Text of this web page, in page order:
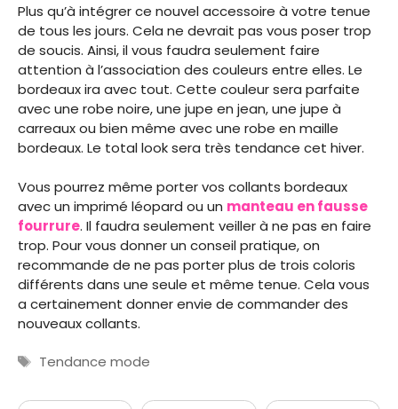
Plus qu’à intégrer ce nouvel accessoire à votre tenue
de tous les jours. Cela ne devrait pas vous poser trop
de soucis. Ainsi, il vous faudra seulement faire
attention à l’association des couleurs entre elles. Le
bordeaux ira avec tout. Cette couleur sera parfaite
avec une robe noire, une jupe en jean, une jupe à
carreaux ou bien même avec une robe en maille
bordeaux. Le total look sera très tendance cet hiver.
Vous pourrez même porter vos collants bordeaux
avec un imprimé léopard ou un manteau en fausse
fourrure. Il faudra seulement veiller à ne pas en faire
trop. Pour vous donner un conseil pratique, on
recommande de ne pas porter plus de trois coloris
différents dans une seule et même tenue. Cela vous
a certainement donner envie de commander des
nouveaux collants.
Étiquettes
Tendance mode